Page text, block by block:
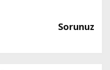
Sorunuz